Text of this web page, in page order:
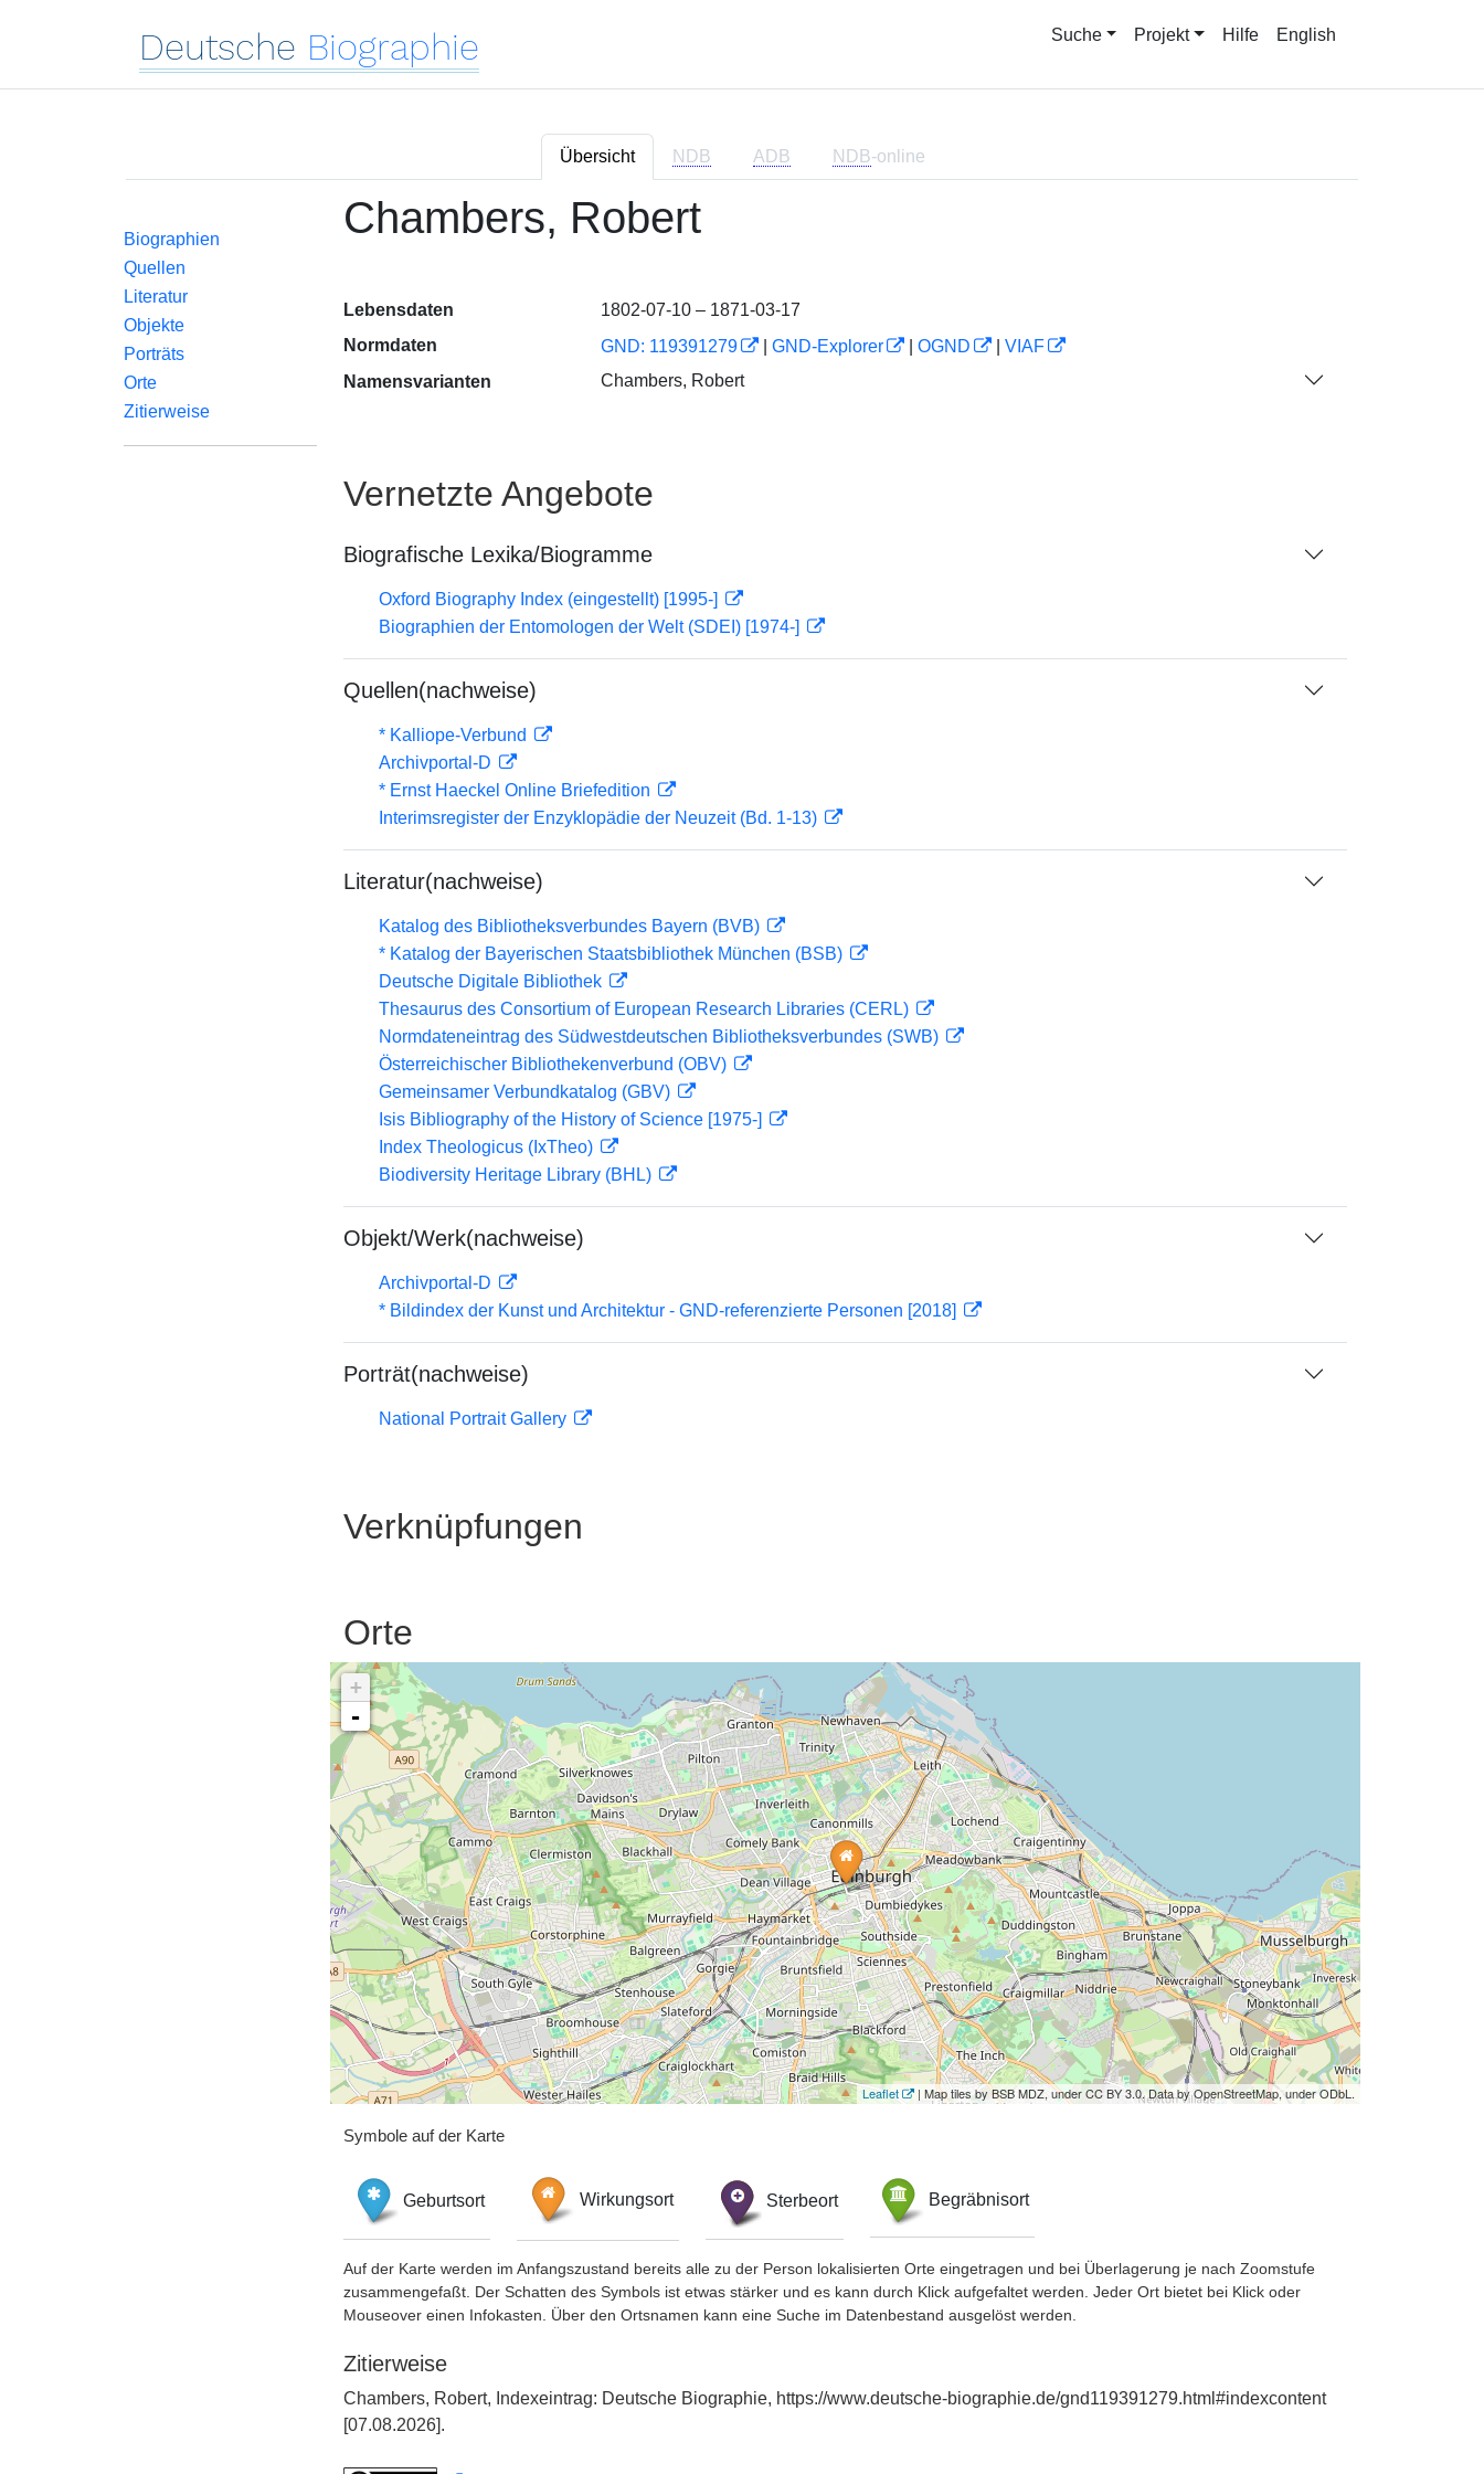
Deutsche Biographie Suche Projekt Hilfe English
Übersicht NDB ADB NDB-online
Biographien
Quellen
Literatur
Objekte
Porträts
Orte
Zitierweise
Chambers, Robert
Lebensdaten
1802-07-10 – 1871-03-17
Normdaten
GND: 119391279 GND-Explorer OGND
VIAF
Namensvarianten
Chambers, Robert
Vernetzte Angebote
Biografische Lexika/Biogramme
Oxford Biography Index (eingestellt) [1995-]
Biographien der Entomologen der Welt (SDEI) [1974-]
Quellen(nachweise)
* Kalliope-Verbund
Archivportal-D
* Ernst Haeckel Online Briefedition
Interimsregister der Enzyklopädie der Neuzeit (Bd. 1-13)
Literatur(nachweise)
Katalog des Bibliotheksverbundes Bayern (BVB)
* Katalog der Bayerischen Staatsbibliothek München (BSB)
Deutsche Digitale Bibliothek
Thesaurus des Consortium of European Research Libraries (CERL)
Normdateneintrag des Südwestdeutschen Bibliotheksverbundes (SWB)
Österreichischer Bibliothekenverbund (OBV)
Gemeinsamer Verbundkatalog (GBV)
Isis Bibliography of the History of Science [1975-]
Index Theologicus (IxTheo)
Biodiversity Heritage Library (BHL)
Objekt/Werk(nachweise)
Archivportal-D
* Bildindex der Kunst und Architektur - GND-referenzierte Personen [2018]
Porträt(nachweise)
National Portrait Gallery
Verknüpfungen
Orte
+
-
Leaflet | Map tiles by BSB MDZ, under CC BY 3.0. Data by OpenStreetMap, under ODbL.
Symbole auf der Karte
Geburtsort Wirkungsort Sterbeort Begräbnisort
Auf der Karte werden im Anfangszustand bereits alle zu der Person lokalisierten Orte eingetragen und bei Überlagerung je nach Zoomstufe
zusammengefaßt. Der Schatten des Symbols ist etwas stärker und es kann durch Klick aufgefaltet werden. Jeder Ort bietet bei Klick oder
Mouseover einen Infokasten. Über den Ortsnamen kann eine Suche im Datenbestand ausgelöst werden.
Zitierweise
Chambers, Robert, Indexeintrag: Deutsche Biographie, https://www.deutsche-biographie.de/gnd119391279.html#indexcontent
[07.08.2026].